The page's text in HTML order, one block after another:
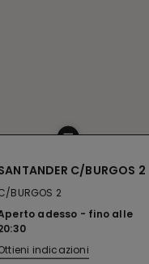
C/BURGOS 2
BURGOS 2
adesso
fino alle
indicazioni